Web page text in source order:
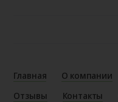
Главная О компании
Отзывы
Контакты